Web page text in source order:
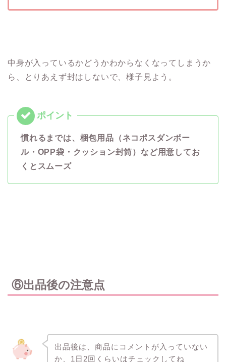
中身が入っているかどうかわからなくなってしまうか
ら、とりあえず封はしないで、様子見よう。
慣れるまでは、梱包用品（ネコポスダンボー
ル・OPP袋・クッション封筒）など用意してお
くとスムーズ
⑥出品後の注意点
出品後は、商品にコメントが入っていない
か、1日2回くらいはチェックしてね